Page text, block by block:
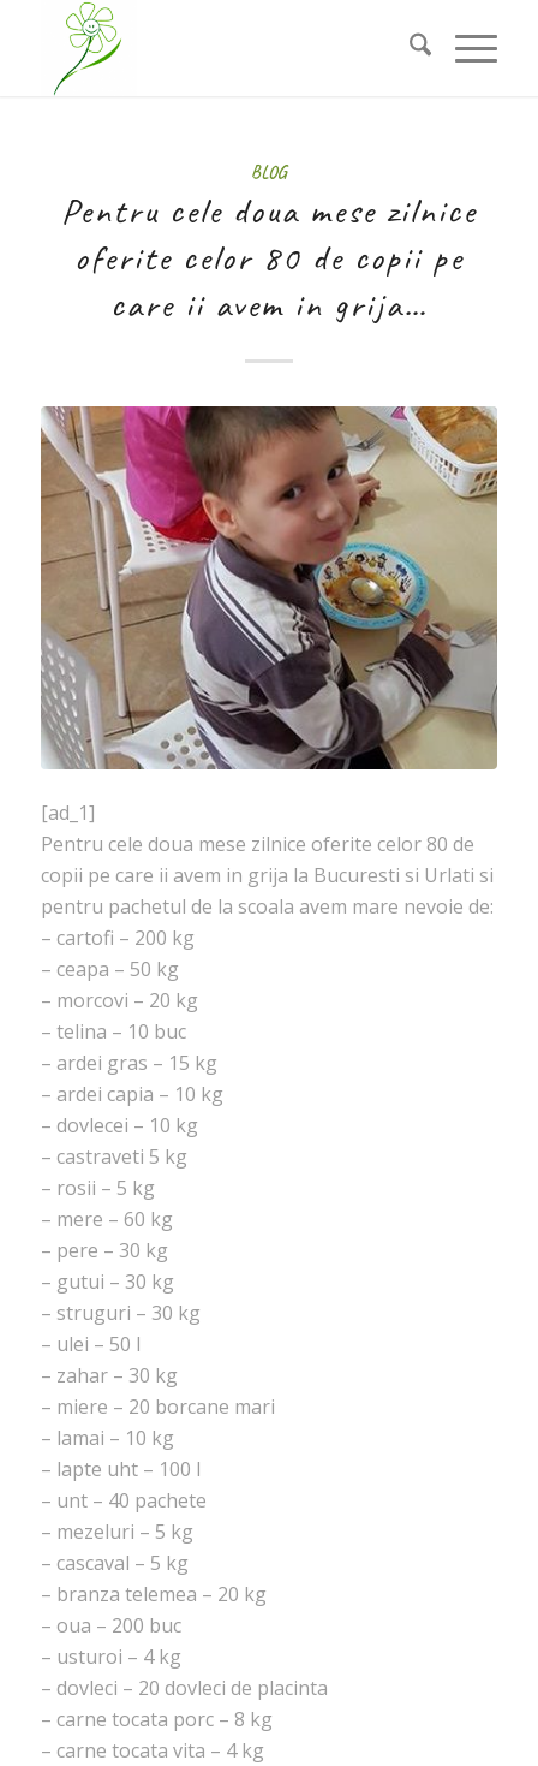
BLOG
Pentru cele doua mese zilnice
oferite celor 80 de copii pe
care ii avem in grija…
[ad_1]
Pentru cele doua mese zilnice oferite celor 80 de
copii pe care ii avem in grija la Bucuresti si Urlati si
pentru pachetul de la scoala avem mare nevoie de:
– cartofi – 200 kg
– ceapa – 50 kg
– morcovi – 20 kg
– telina – 10 buc
– ardei gras – 15 kg
– ardei capia – 10 kg
– dovlecei – 10 kg
– castraveti 5 kg
– rosii – 5 kg
– mere – 60 kg
– pere – 30 kg
– gutui – 30 kg
– struguri – 30 kg
– ulei – 50 l
– zahar – 30 kg
– miere – 20 borcane mari
– lamai – 10 kg
– lapte uht – 100 l
– unt – 40 pachete
– mezeluri – 5 kg
– cascaval – 5 kg
– branza telemea – 20 kg
– oua – 200 buc
– usturoi – 4 kg
– dovleci – 20 dovleci de placinta
– carne tocata porc – 8 kg
– carne tocata vita – 4 kg